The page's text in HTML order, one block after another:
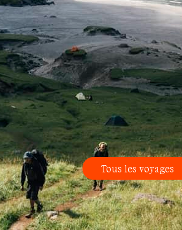
Tous les voyages